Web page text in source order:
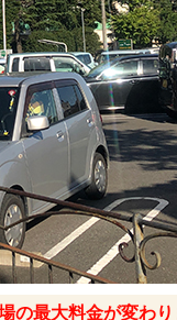
の最大料金が変わり